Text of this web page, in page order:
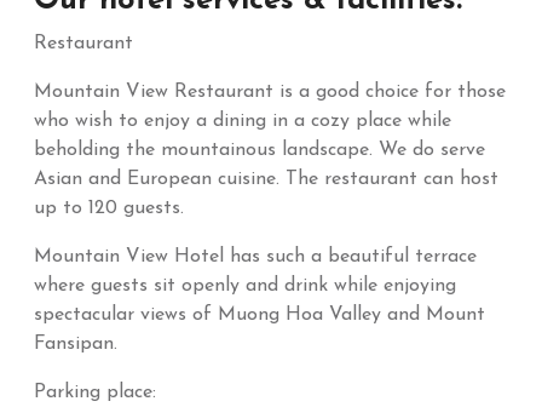
Restaurant
Mountain View Restaurant is a good choice for those
who wish to enjoy a dining in a cozy place while
beholding the mountainous landscape. We do serve
Asian and European cuisine. The restaurant can host
up to 120 guests.
Mountain View Hotel has such a beautiful terrace
where guests sit openly and drink while enjoying
spectacular views of Muong Hoa Valley and Mount
Fansipan.
Parking place: